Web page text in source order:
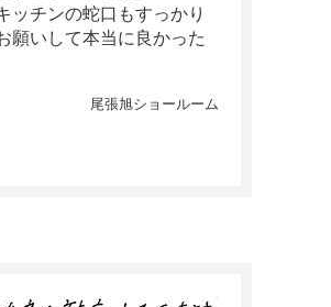
ッチンの蛇口もすっかり
願いして本当に良かった
尾張旭ショールーム